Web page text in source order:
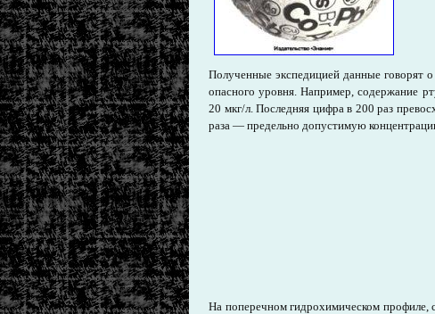
Полученные экспедицией данные говорят о
опасного уровня. Например, содержание
20 мкг/л. Последняя цифра в 200 раз
раза — предельно допустимую
На поперечном гидрохимическом профиле,